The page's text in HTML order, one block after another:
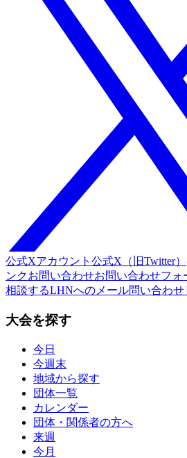
公式Xアカウント 公式X（旧Twitter
ンクお問い合わせお問い合わせフォ
相談するLHNへのメール問い合わせ
大会を探す
今日
今週末
地域から探す
団体一覧
カレンダー
団体・関係者の方へ
来週
今月